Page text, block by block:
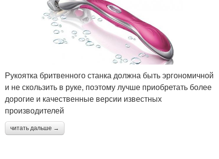
Рукоятка бритвенного станка должна быть эргономичной
и не скользить в руке, поэтому лучше приобретать более
дорогие и качественные версии известных
производителей
читать дальше →